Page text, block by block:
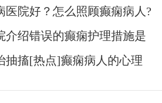
医院好？怎么照顾癫痫病人?
介绍错误的癫痫护理措施是
抽搐[热点]癫痫病人的心理